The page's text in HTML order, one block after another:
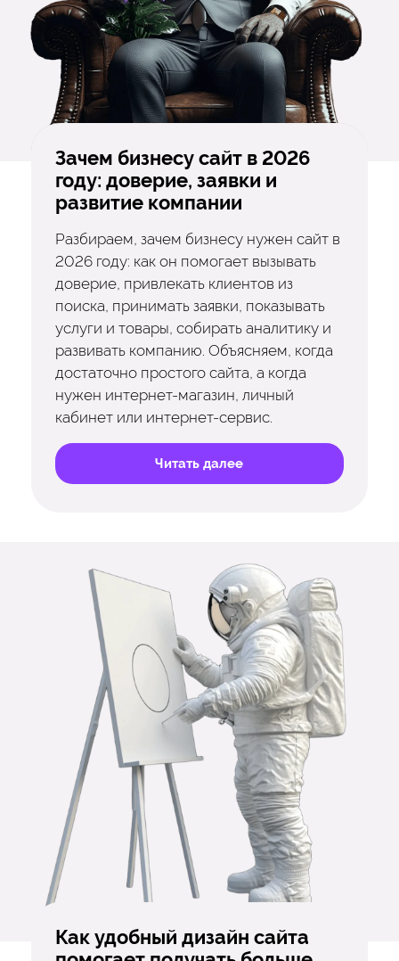
Зачем бизнесу сайт в 2026
году: доверие, заявки и
развитие компании
Разбираем, зачем бизнесу нужен сайт в
2026 году: как он помогает вызывать
доверие, привлекать клиентов из
поиска, принимать заявки, показывать
услуги и товары, собирать аналитику и
развивать компанию. Объясняем, когда
достаточно простого сайта, а когда
нужен интернет-магазин, личный
кабинет или интернет-сервис.
Читать далее
Как удобный дизайн сайта